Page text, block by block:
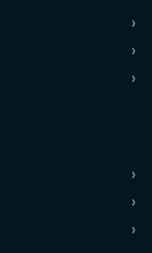
›
›
›
›
›
›